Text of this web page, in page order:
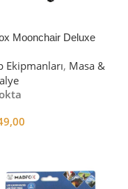
Moonchair Deluxe
Gri
Ekipmanları, Masa &